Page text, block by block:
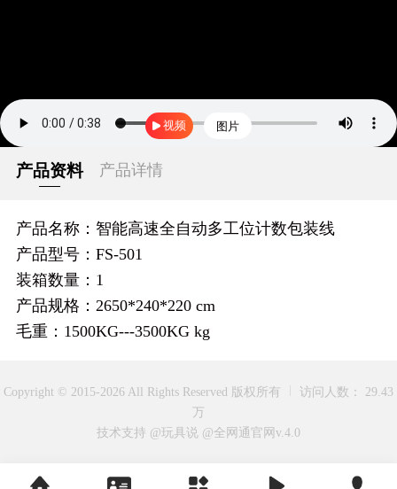
视频 图片
产品资料 产品详情
产品名称：智能高速全自动多工位计数包装线
产品型号：FS-501
装箱数量：1
产品规格：2650*240*220 cm
毛重：1500KG---3500KG kg
Copyright © 2015-2026 All Rights Reserved 版权所有
访问人数： 29.43
万
技术支持 @玩具说 @全网通官网v.4.0